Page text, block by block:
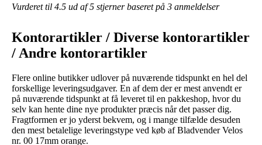
Vurderet til 4.5 ud af 5 stjerner baseret på 3 anmeldelser
Kontorartikler / Diverse kontorartikler
/ Andre kontorartikler
Flere online butikker udlover på nuværende tidspunkt en hel del
forskellige leveringsudgaver. En af dem der er mest anvendt er
på nuværende tidspunkt at få leveret til en pakkeshop, hvor du
selv kan hente dine nye produkter præcis når det passer dig.
Fragtformen er jo yderst bekvem, og i mange tilfælde desuden
den mest betalelige leveringstype ved køb af Bladvender Velos
nr. 00 17mm orange.